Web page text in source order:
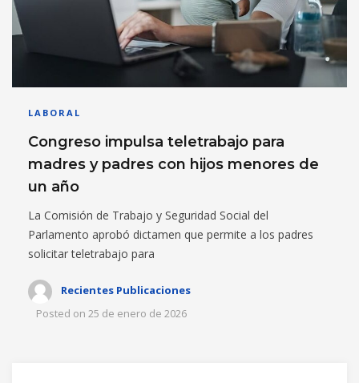
LABORAL
Congreso impulsa teletrabajo para
madres y padres con hijos menores de
un año
La Comisión de Trabajo y Seguridad Social del
Parlamento aprobó dictamen que permite a los padres
solicitar teletrabajo para
Recientes Publicaciones
Posted on 25 de enero de 2026